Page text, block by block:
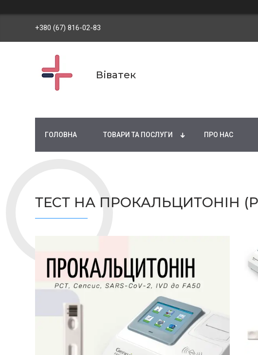
+380 (67) 816-02-83
Віватек
ГОЛОВНА ТОВАРИ ТА ПОСЛУГИ ПРО НАС
ТЕСТ НА ПРОКАЛЬЦИТОНІН